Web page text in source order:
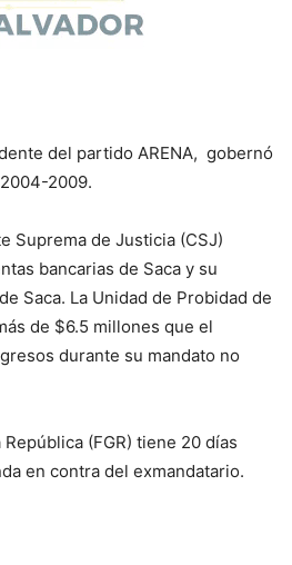
del partido ARENA, gobernó
2009.
Suprema de Justicia (CSJ)
bancarias de Saca y su
Saca. La Unidad de Probidad de
de $6.5 millones que el
durante su mandato no
(FGR) tiene 20 días
en contra del exmandatario.